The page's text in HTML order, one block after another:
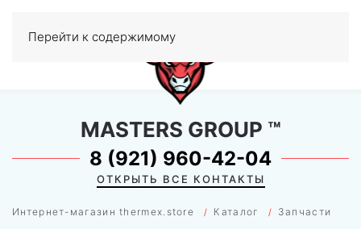
Перейти к содержимому
0
Интернет-магазин thermex.store Каталог Запчасти
MASTERS GROUP ™
8 (921) 960-42-04
ОТКРЫТЬ ВСЕ КОНТАКТЫ